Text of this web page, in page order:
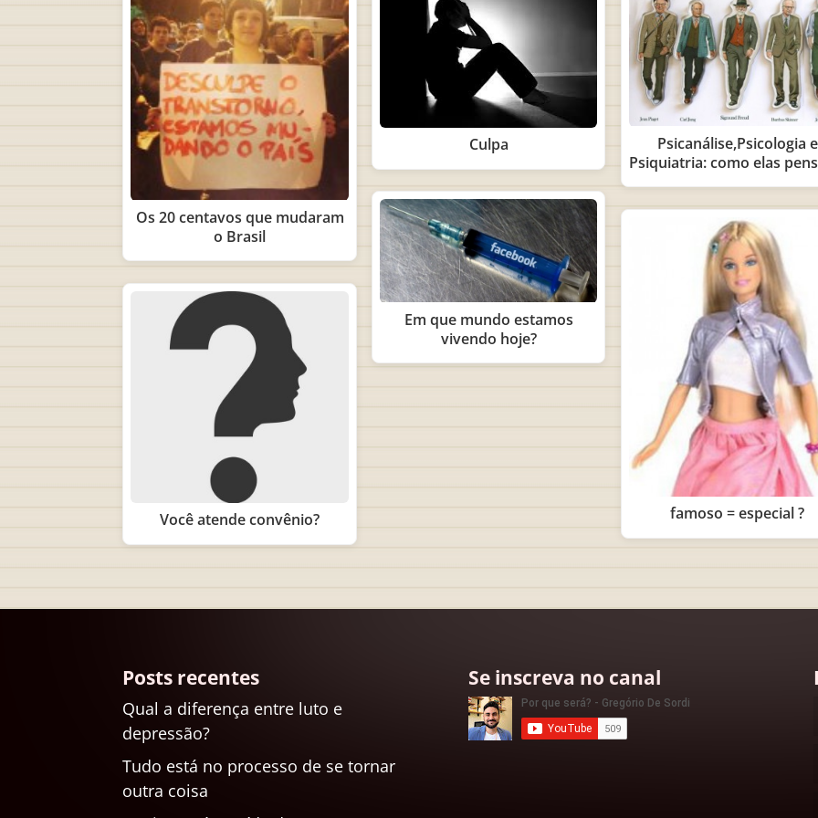
Os 20 centavos que mudaram
o Brasil
Você atende convênio?
Culpa
Em que mundo estamos
vivendo hoje?
Psicanálise,Psicologia e
Psiquiatria: como elas
famoso = especial ?
Posts recentes
Qual a diferença entre luto e
depressão?
Tudo está no processo de se tornar
outra coisa
Se inscreva no canal